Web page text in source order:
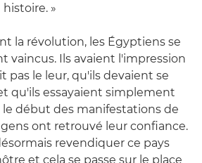
»
la révolution, les Égyptiens se
vaincus. Ils avaient l'impression
pas le leur, qu'ils devaient se
qu'ils essayaient simplement
le début des manifestations de
gens ont retrouvé leur confiance.
revendiquer ce pays
et cela se passe sur le place